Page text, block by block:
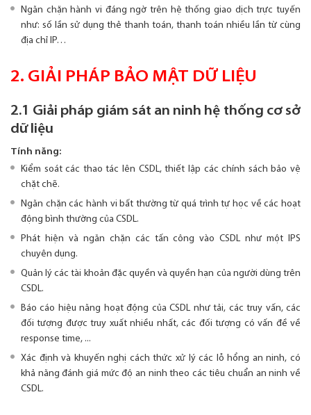
Ngăn chặn hành vi đáng ngờ trên hệ thống giao dịch trực tuyến
như: số lần sử dụng thẻ thanh toán, thanh toán nhiều lần từ cùng
địa chỉ IP…
2. GIẢI PHÁP BẢO MẬT DỮ LIỆU
2.1 Giải pháp giám sát an ninh hệ thống cơ sở
dữ liệu
Tính năng:
Kiểm soát các thao tác lên CSDL, thiết lập các chính sách bảo vệ
chặt chẽ.
Ngăn chặn các hành vi bất thường từ quá trình tự học về các hoạt
động bình thường của CSDL.
Phát hiện và ngăn chặn các tấn công vào CSDL như một IPS
chuyên dụng.
Quản lý các tài khoản đặc quyền và quyền hạn của người dùng trên
CSDL.
Báo cáo hiệu năng hoạt động của CSDL như tải, các truy vấn, các
đối tượng được truy xuất nhiều nhất, các đối tượng có vấn đề về
response time, ...
Xác định và khuyến nghị cách thức xử lý các lỗ hổng an ninh, có
khả năng đánh giá mức độ an ninh theo các tiêu chuẩn an ninh về
CSDL.